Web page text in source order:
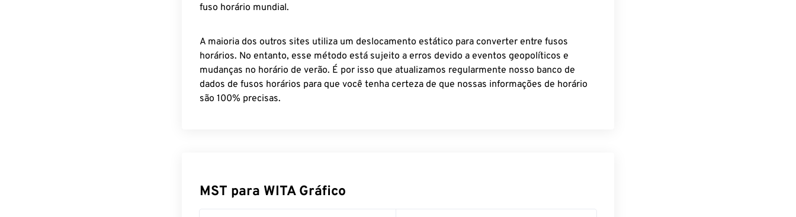
fuso horário mundial.
A maioria dos outros sites utiliza um deslocamento estático para converter entre fusos
horários. No entanto, esse método está sujeito a erros devido a eventos geopolíticos e
mudanças no horário de verão. É por isso que atualizamos regularmente nosso banco de
dados de fusos horários para que você tenha certeza de que nossas informações de horário
são 100% precisas.
MST para WITA Gráfico